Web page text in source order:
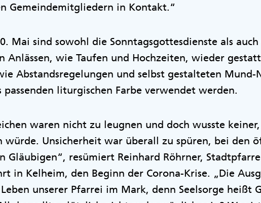
Gemeindemitgliedern in Kontakt.“
Mai sind sowohl die Sonntagsgottesdienste als
Anlässen, wie Taufen und Hochzeiten, wieder
Abstandsregelungen und selbst gestalteten Mund-
passenden liturgischen Farbe verwendet werden.
waren nicht zu leugnen und doch wusste
würde. Unsicherheit war überall zu spüren, bei den
Gläubigen“, resümiert Reinhard Röhrner,
in Kelheim, den Beginn der Corona-Krise. „Die
unserer Pfarrei im Mark, denn Seelsorge heißt